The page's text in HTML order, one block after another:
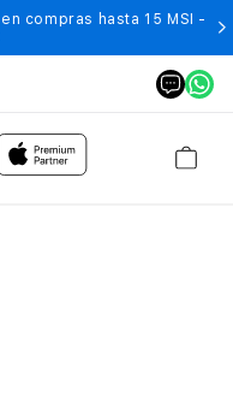
compras hasta 15 MSI -